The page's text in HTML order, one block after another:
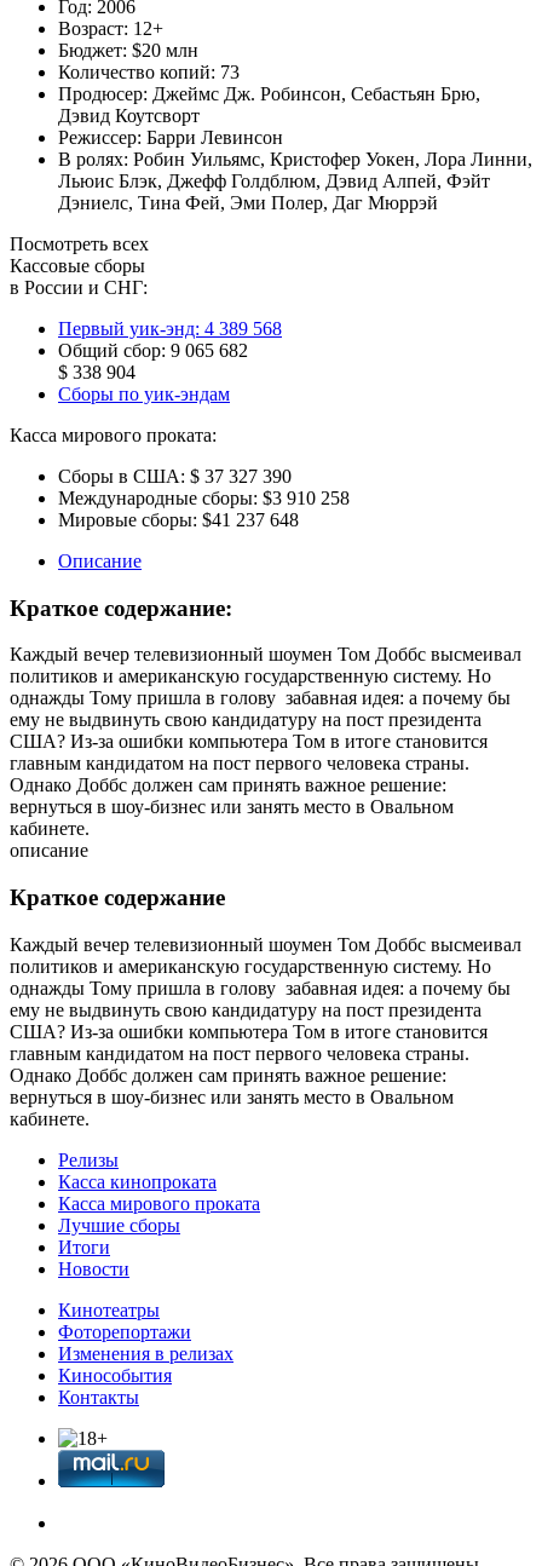
Год: 2006
Возраст: 12+
Бюджет: $20 млн
Количество копий: 73
Продюсер: Джеймс Дж. Робинсон, Себастьян Брю,
Дэвид Коутсворт
Режиссер: Барри Левинсон
В ролях: Робин Уильямс, Кристофер Уокен, Лора Линни,
Льюис Блэк, Джефф Голдблюм, Дэвид Алпей, Фэйт
Дэниелс, Тина Фей, Эми Полер, Даг Мюррэй
Посмотреть всех
Кассовые сборы
в России и СНГ:
Первый уик-энд: 4 389 568
Общий сбор: 9 065 682
$ 338 904
Сборы по уик-эндам
Касса мирового проката:
Сборы в США: $ 37 327 390
Международные сборы: $3 910 258
Мировые сборы: $41 237 648
Описание
Краткое содержание:
Каждый вечер телевизионный шоумен Том Доббс высмеивал
политиков и американскую государственную систему. Но
однажды Тому пришла в голову забавная идея: а почему бы
ему не выдвинуть свою кандидатуру на пост президента
США? Из-за ошибки компьютера Том в итоге становится
главным кандидатом на пост первого человека страны.
Однако Доббс должен сам принять важное решение:
вернуться в шоу-бизнес или занять место в Овальном
кабинете.
описание
Краткое содержание
Каждый вечер телевизионный шоумен Том Доббс высмеивал
политиков и американскую государственную систему. Но
однажды Тому пришла в голову забавная идея: а почему бы
ему не выдвинуть свою кандидатуру на пост президента
США? Из-за ошибки компьютера Том в итоге становится
главным кандидатом на пост первого человека страны.
Однако Доббс должен сам принять важное решение:
вернуться в шоу-бизнес или занять место в Овальном
кабинете.
Релизы
Касса кинопроката
Касса мирового проката
Лучшие сборы
Итоги
Новости
Кинотеатры
Фоторепортажи
Изменения в релизах
Кинособытия
Контакты